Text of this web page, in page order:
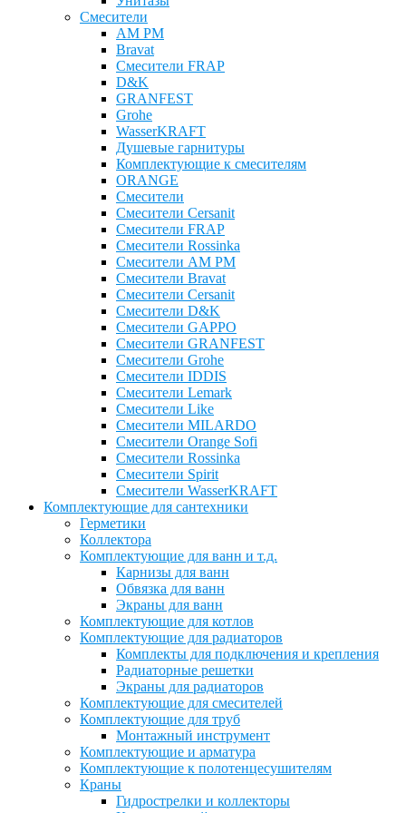
Смесители
AM PM
Bravat
Cмесители FRAP
D&K
GRANFEST
Grohe
WasserKRAFT
Душевые гарнитуры
Комплектующие к смесителям
ОRANGE
Смесители
Смесители Cersanit
Смесители FRAP
Смесители Rossinka
Смесители AM PM
Смесители Bravat
Смесители Cersanit
Смесители D&K
Смесители GAPPO
Смесители GRANFEST
Смесители Grohe
Смесители IDDIS
Смесители Lemark
Смесители Like
Смесители MILARDO
Смесители Orange Sofi
Смесители Rossinka
Смесители Spirit
Смесители WasserKRAFT
Комплектующие для сантехники
Герметики
Коллектора
Комплектующие для ванн и т.д.
Карнизы для ванн
Обвязка для ванн
Экраны для ванн
Комплектующие для котлов
Комплектующие для радиаторов
Комплекты для подключения и крепления
Радиаторные решетки
Экраны для радиаторов
Комплектующие для смесителей
Комплектующие для труб
Монтажный инструмент
Комплектующие и арматура
Комплектующие к полотенцесушителям
Краны
Гидрострелки и коллекторы